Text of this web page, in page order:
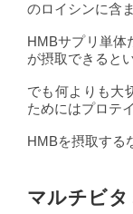
のロイシンに含
HMBサプリ単体
が摂取できると
でも何よりも大
ためにはプロテ
HMBを摂取する
マルチビタ